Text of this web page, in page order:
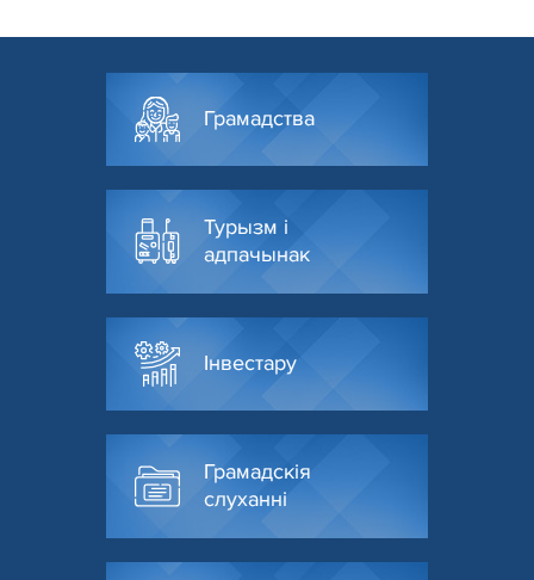
Грамадства
Турызм і
адпачынак
Інвестару
Грамадскія
слуханні